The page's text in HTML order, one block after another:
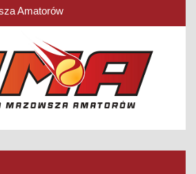
Amatorów